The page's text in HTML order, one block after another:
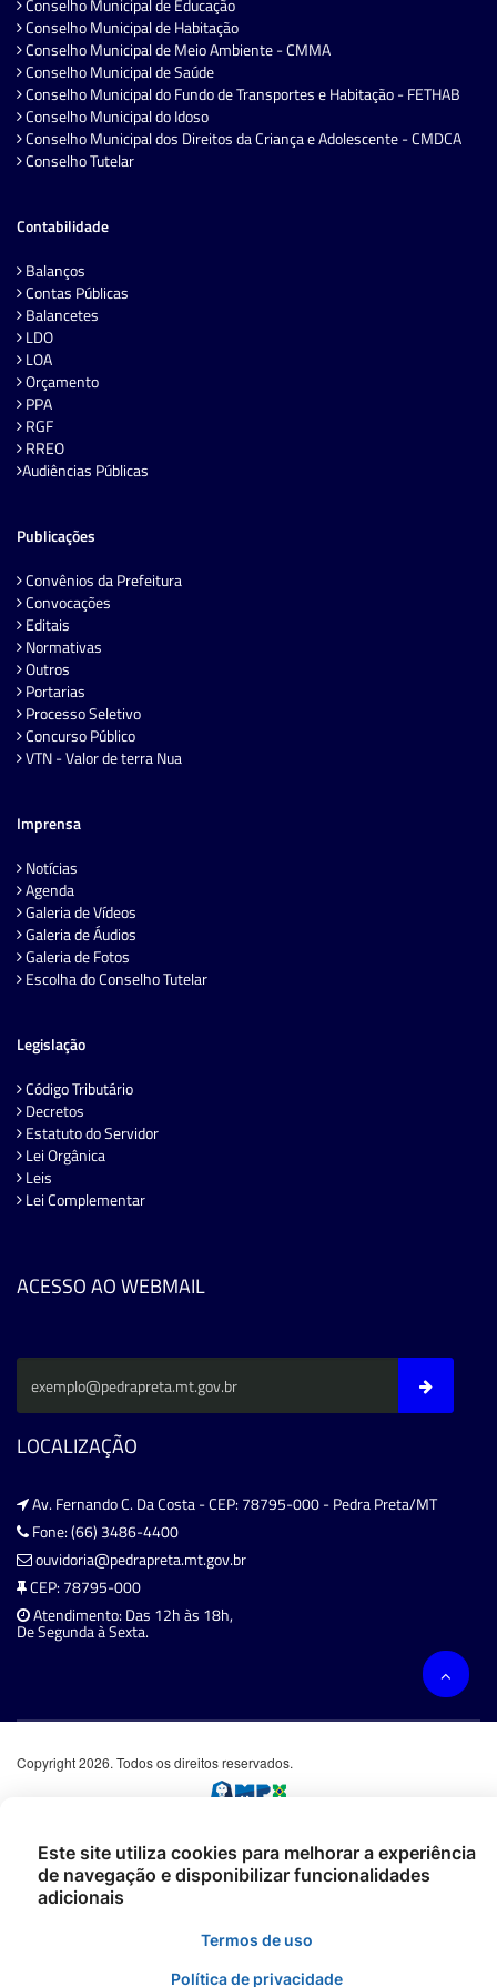
Conselho Municipal de Educação
Conselho Municipal de Habitação
Conselho Municipal de Meio Ambiente - CMMA
Conselho Municipal de Saúde
Conselho Municipal do Fundo de Transportes e Habitação - FETHAB
Conselho Municipal do Idoso
Conselho Municipal dos Direitos da Criança e Adolescente - CMDCA
Conselho Tutelar
Contabilidade
Balanços
Contas Públicas
Balancetes
LDO
LOA
Orçamento
PPA
RGF
RREO
Audiências Públicas
Publicações
Convênios da Prefeitura
Convocações
Editais
Normativas
Outros
Portarias
Processo Seletivo
Concurso Público
VTN - Valor de terra Nua
Imprensa
Notícias
Agenda
Galeria de Vídeos
Galeria de Áudios
Galeria de Fotos
Escolha do Conselho Tutelar
Legislação
Código Tributário
Decretos
Estatuto do Servidor
Lei Orgânica
Leis
Lei Complementar
ACESSO AO WEBMAIL
LOCALIZAÇÃO
Av. Fernando C. Da Costa - CEP: 78795-000 - Pedra Preta/MT
Fone: (66) 3486-4400
ouvidoria@pedrapreta.mt.gov.br
CEP: 78795-000
Atendimento: Das 12h às 18h,
De Segunda à Sexta.
Copyright 2026. Todos os direitos reservados.
Este site utiliza cookies para melhorar a experiência
de navegação e disponibilizar funcionalidades
adicionais
Termos de uso
Política de privacidade